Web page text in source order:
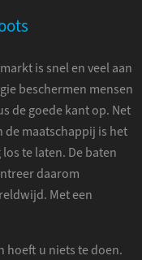
is snel en veel aan
beschermen mensen
de goede kant op. Net
maatschappij is het
te laten. De baten
daarom
Met een
hoeft u niets te doen.